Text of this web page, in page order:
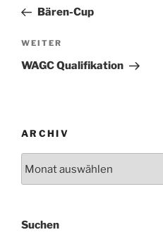
BeitragBären-Cup
Nächster
Beitrag
WEITER
WAGC Qualifikation
ARCHIV
Suchen